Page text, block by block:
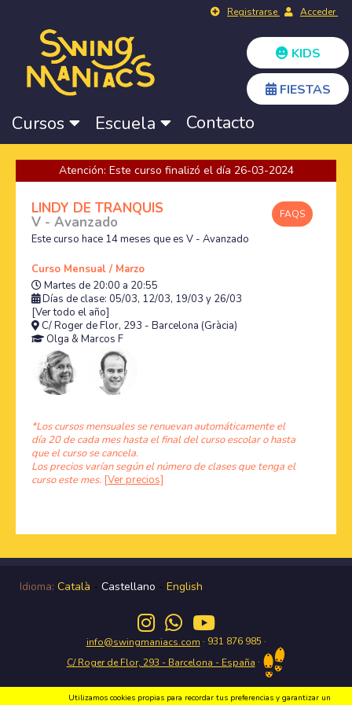
Registrarse Acceder
KIDS
FIESTAS
Cursos Escuela Contacto
Atención: Este curso finalizó el día 26-03-2024
FAQS
LINDY DE TRANQUIS
V - Avanzado
Este curso hace 14 meses que es V - Avanzado
Curso Mensual / Marzo
Martes de 20:00 a 20:55
Días de clase: 05/03, 12/03, 19/03 y 26/03
[Ver todo el año]
C/ Roger de Flor, 293 - Barcelona (Gràcia)
Olga & Marcos F
*Los cursos mensuales se renuevan automáticamente el
día 20 de cada mes hasta el final del curso escolar o hasta
que el curso se cancela.
Los precios varían según el número de clases que tenga el
curso este mes. [Ver precios]
Idioma: Català - Castellano - English
info@swingmaniacs.com · 931 876 985 ·
C/ Roger de Flor, 293 - Barcelona - España ·
Utilizamos cookies propias para recordar tus preferencias y garantizar un